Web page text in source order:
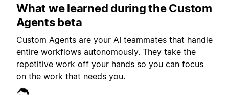
What we learned during the Custom
Agents beta
Custom Agents are your AI teammates that handle
entire workflows autonomously. They take the
repetitive work off your hands so you can focus
on the work that needs you.